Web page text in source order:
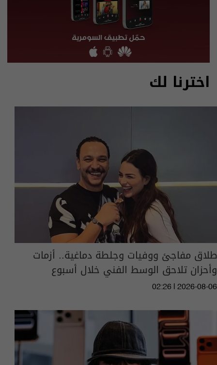
اخترنا لك
طلاق مفاجئ ووفيات وجلطة دماغية.. أزمات
وأحزان تلاحق الوسط الفني خلال أسبوع
02:26 | 2026-08-06